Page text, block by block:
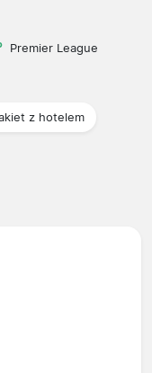
Premier League
z hotelem